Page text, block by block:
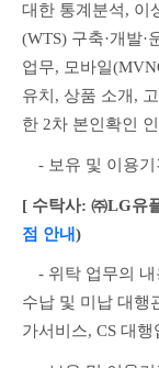
대한 통계분석, 이
(WTS) 구축·개발·
업무, 모바일
유치, 상품 소개,
한 2차 본인확인
- 보유 및 이용기
[ 수탁사: ㈜LG유
점 안내)
- 위탁 업무의 내
수납 및 미납 대행
가서비스, CS 대행